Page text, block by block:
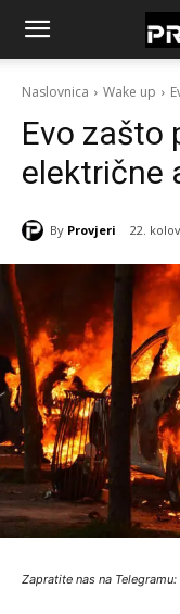
Naslovnica Wake up
Evo zašto
električne
By Provjeri 22.
Zapratite nas na Telegramu: